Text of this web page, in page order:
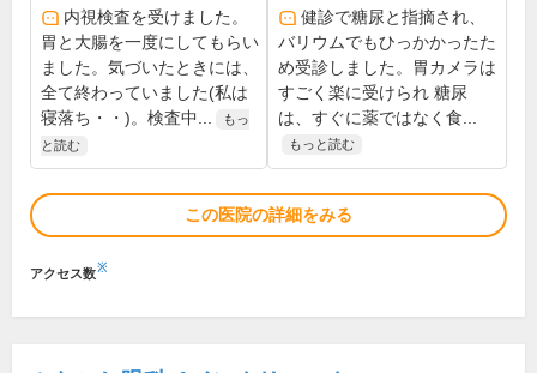
内視検査を受けました。
胃と大腸を一度にしてもらい
ました。気づいたときには、
全て終わっていました(私は
寝落ち・・)。検査中...
もっ
と読む
健診で糖尿と指摘され、
バリウムでもひっかかったた
め受診しました。胃カメラは
すごく楽に受けられ 糖尿
は、すぐに薬ではなく食...
もっと読む
この医院の詳細をみる
アクセス数※